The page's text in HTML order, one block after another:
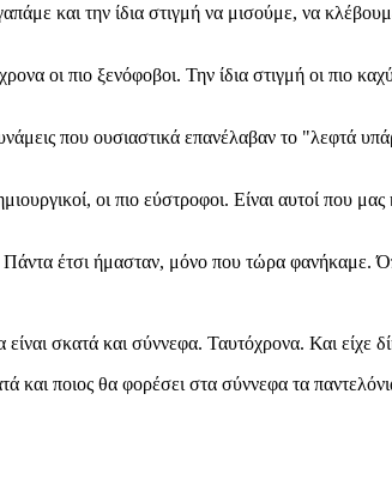
και την ίδια στιγμή να μισούμε, να
οι πιο ξενόφοβοι. Την ίδια στιγμή οι πιο
που ουσιαστικά επανέλαβαν το "λεφτά
οι πιο εύστροφοι. Είναι αυτοί που
έτσι ήμασταν, μόνο που τώρα φανήκαμε.
σκατά και σύννεφα. Ταυτόχρονα. Και είχε
και ποιος θα φορέσει στα σύννεφα τα